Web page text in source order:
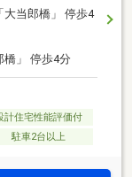
大当郎橋」 停歩4
」 停歩4分
計住宅性能評価付
駐車2台以上